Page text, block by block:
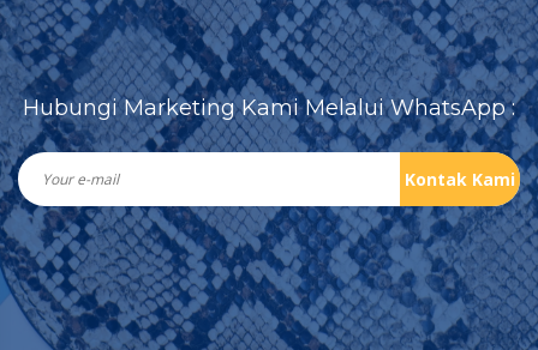
Hubungi Marketing Kami Melalui WhatsApp :
Kontak Kami